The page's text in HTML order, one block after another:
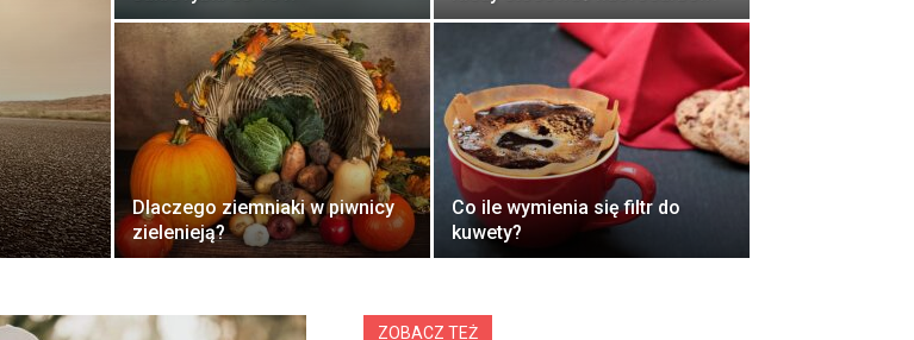
Dlaczego ziemniaki w piwnicy
zielenieją?
Co ile wymienia się filtr do
kuwety?
ZOBACZ TEŻ